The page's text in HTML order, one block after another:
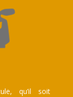
qu’il soit